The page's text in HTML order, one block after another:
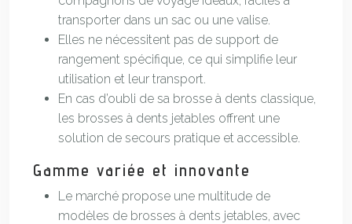
transporter dans un sac ou une valise.
Elles ne nécessitent pas de support de
rangement spécifique, ce qui simplifie leur
utilisation et leur transport.
En cas d’oubli de sa brosse à dents classique,
les brosses à dents jetables offrent une
solution de secours pratique et accessible.
Gamme variée et innovante
Le marché propose une multitude de
modèles de brosses à dents jetables, avec